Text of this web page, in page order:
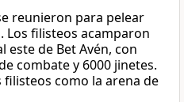
reunieron para pelear
Los filisteos acamparon
este de Bet Avén, con
combate y 6000 jinetes.
filisteos como la arena de